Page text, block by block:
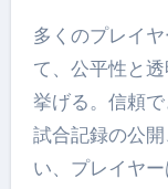
多くのプレイ
て、公平性と
挙げる。信頼
試合記録の公
い、プレイヤ